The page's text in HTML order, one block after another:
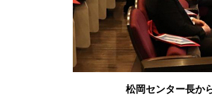
松岡センター長か